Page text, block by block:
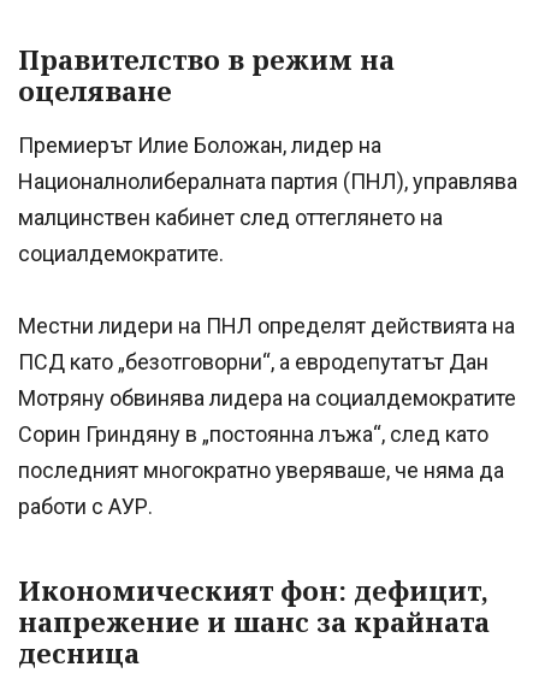
Правителство в режим на
оцеляване
Премиерът Илие Боложан, лидер на
Националнолибералната партия (ПНЛ), управлява
малцинствен кабинет след оттеглянето на
социалдемократите.
Местни лидери на ПНЛ определят действията на
ПСД като „безотговорни“, а евродепутатът Дан
Мотряну обвинява лидера на социалдемократите
Сорин Гриндяну в „постоянна лъжа“, след като
последният многократно уверяваше, че няма да
работи с АУР.
Икономическият фон: дефицит,
напрежение и шанс за крайната
десница